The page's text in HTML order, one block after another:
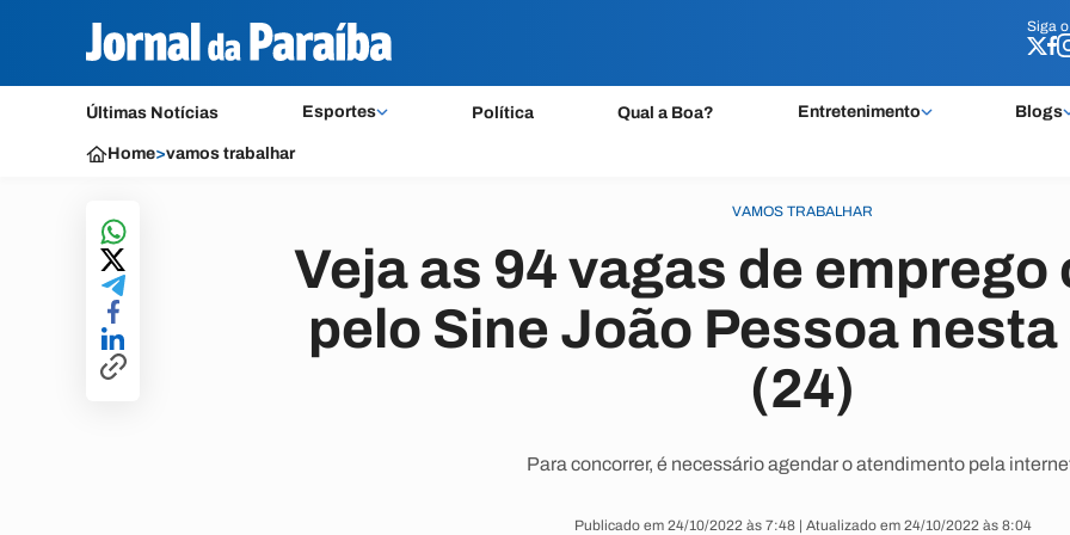
Siga o
Últimas Notícias Esportes Política Qual a Boa? Entretenimento Blogs
Siga o
Home>vamos trabalhar
VAMOS TRABALHAR
Veja as 94 vagas de
pelo Sine João Pessoa
(24)
Para concorrer, é necessário agendar o atendimento pela
Publicado em 24/10/2022 às 7:48 | Atualizado em 24/10/2022 às 8:04